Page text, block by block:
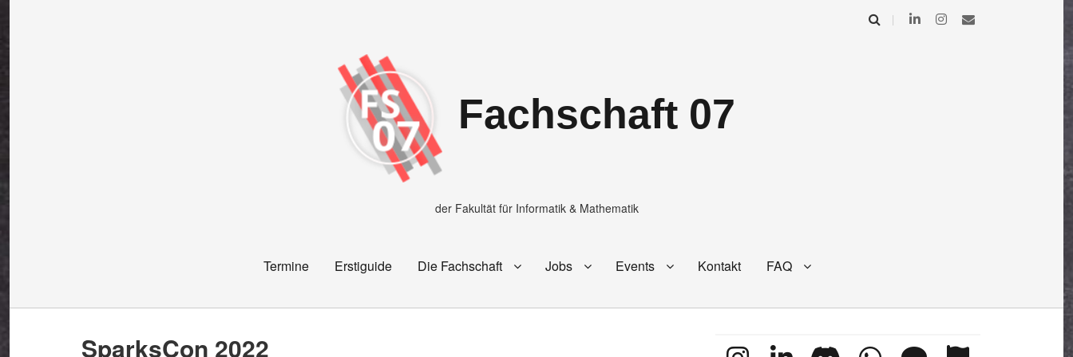
Fachschaft 07
der Fakultät für Informatik & Mathematik
Termine Erstiguide Die Fachschaft Jobs Events Kontakt FAQ
SparksCon 2022